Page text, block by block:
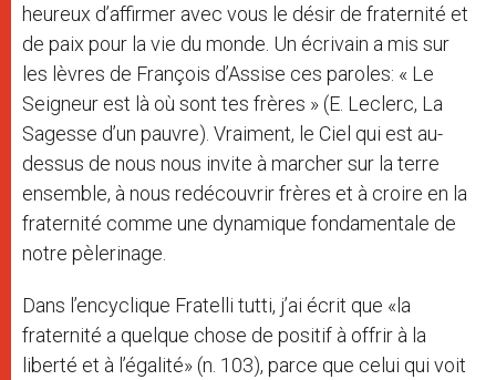
heureux d’affirmer avec vous le désir de fraternité et
de paix pour la vie du monde. Un écrivain a mis sur
les lèvres de François d’Assise ces paroles: « Le
Seigneur est là où sont tes frères » (E. Leclerc, La
Sagesse d’un pauvre). Vraiment, le Ciel qui est au-
dessus de nous nous invite à marcher sur la terre
ensemble, à nous redécouvrir frères et à croire en la
fraternité comme une dynamique fondamentale de
notre pèlerinage.
Dans l’encyclique Fratelli tutti, j’ai écrit que «la
fraternité a quelque chose de positif à offrir à la
liberté et à l’égalité» (n. 103), parce que celui qui voit